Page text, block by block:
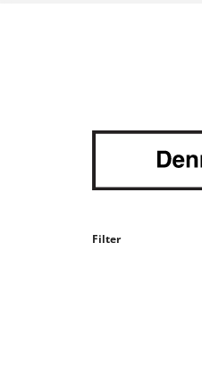
Filter